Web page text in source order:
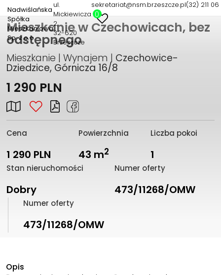
Nadwiślańska
Spółka
Mieszkaniowa
Sp. z o.o.
ul.
Mickiewicza
2
32-620
Brzeszcze
sekretariat@nsm.brzeszcze.pl(32) 211
0
Mieszkanie w Czechowicach, bez
odstępnego
Mieszkanie | Wynajem | Czechowice-
Dziedzice, Górnicza 16/8
1 290 PLN
Cena
1 290 PLN
Powierzchnia
43 m2
Liczba pokoi
1
Stan nieruchomości
Dobry
Numer oferty
473/11268/OMW
Numer oferty
473/11268/OMW
Opis